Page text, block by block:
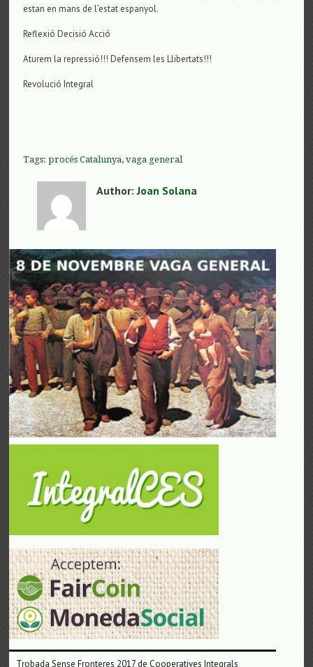
estan en mans de l’estat espanyol.
Reflexió Decisió Acció
Aturem la repressió!!! Defensem les Llibertats!!!
Revolució Integral
Tags:procés Catalunya,vaga general
Author:Joan Solana
Trobada Sense Fronteres 2017 de Cooperatives Integrals